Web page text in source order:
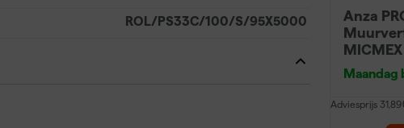
ROL/PS33C/100/S/95X5000
Anza
delig
Maandag
Adviesprijs 31,89